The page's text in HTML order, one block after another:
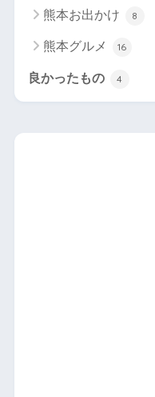
熊本お出かけ 8
熊本グルメ 16
良かったもの 4